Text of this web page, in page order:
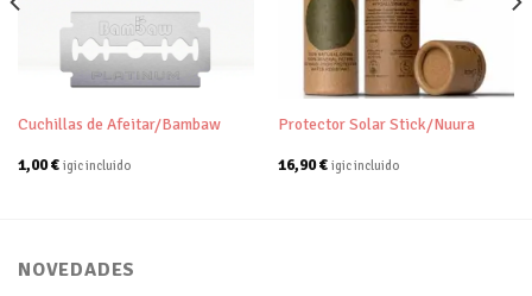
lista de
Cuchillas de Afeitar/Bambaw
1,00€ igic incluido
Protector Solar Stick/Nuura
16,90€ igic incluido
NOVEDADES